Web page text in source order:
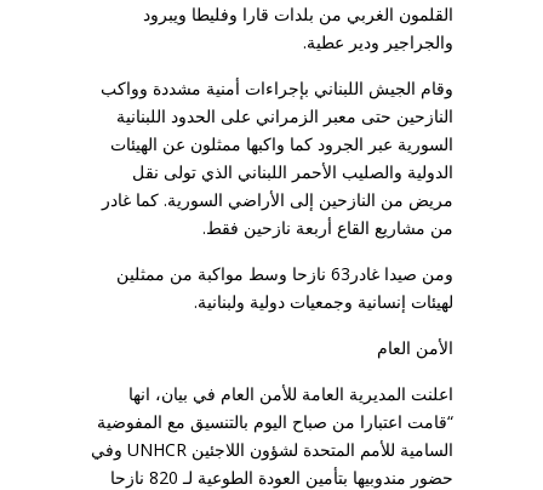
القلمون الغربي من بلدات قارا وفليطا ويبرود
والجراجير ودير عطية.
وقام الجيش اللبناني بإجراءات أمنية مشددة وواكب
النازحين حتى معبر الزمراني على الحدود اللبنانية
السورية عبر الجرود كما واكبها ممثلون عن الهيئات
الدولية والصليب الأحمر اللبناني الذي تولى نقل
مريض من النازحين إلى الأراضي السورية. كما غادر
من مشاريع القاع أربعة نازحين فقط.
ومن صيدا غادر63 نازحا وسط مواكبة من ممثلين
لهيئات إنسانية وجمعيات دولية ولبنانية.
الأمن العام
اعلنت المديرية العامة للأمن العام في بيان، انها
“قامت اعتبارا من صباح اليوم بالتنسيق مع المفوضية
السامية للأمم المتحدة لشؤون اللاجئين UNHCR وفي
حضور مندوبيها بتأمين العودة الطوعية لـ 820 نازحا